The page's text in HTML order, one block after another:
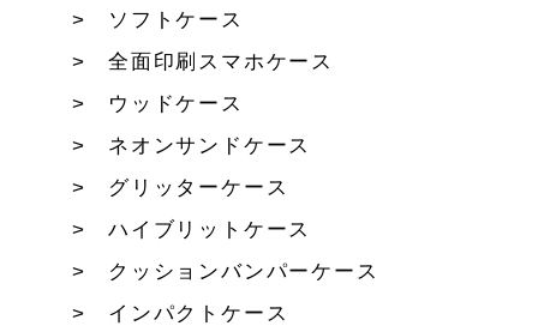
ソフトケース
全面印刷スマホケース
ウッドケース
ネオンサンドケース
グリッターケース
ハイブリットケース
クッションバンパーケース
インパクトケース